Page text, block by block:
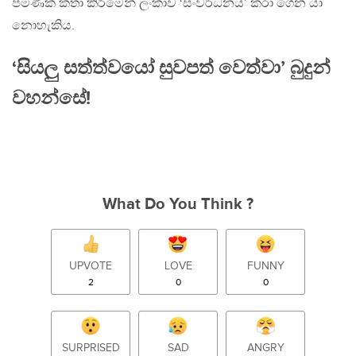
පමණක් කතා කිරීමෙන් ලංකාව ‘සංවර්ධනය’ කරා ගෙන යා
නොහැකිය.
‘සියලු සත්ත්වයෝ සුවපත් වෙත්වා’ බුදුන්
වහන්සේ!
What Do You Think ?
UPVOTE
2
LOVE
0
FUNNY
0
SURPRISED SAD ANGRY